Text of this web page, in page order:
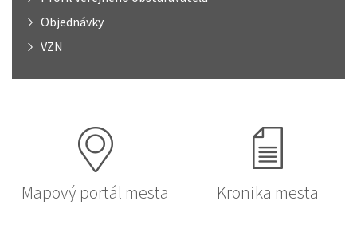
Objednávky
VZN
Mapový portál mesta Kronika mesta